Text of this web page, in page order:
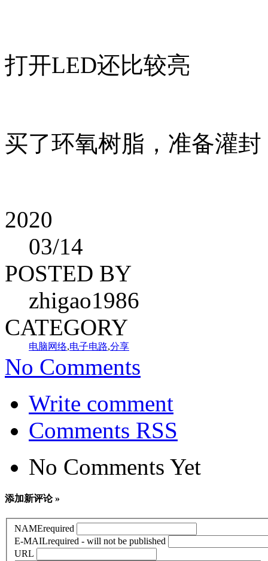
打开LED还比较亮
买了环氧树脂，准备灌封
2020
03/14
POSTED BY
zhigao1986
CATEGORY
电脑网络,电子电路,分享
No Comments
Write comment
Comments RSS
No Comments Yet
添加新评论 »
NAMErequired
E-MAILrequired - will not be published
URL